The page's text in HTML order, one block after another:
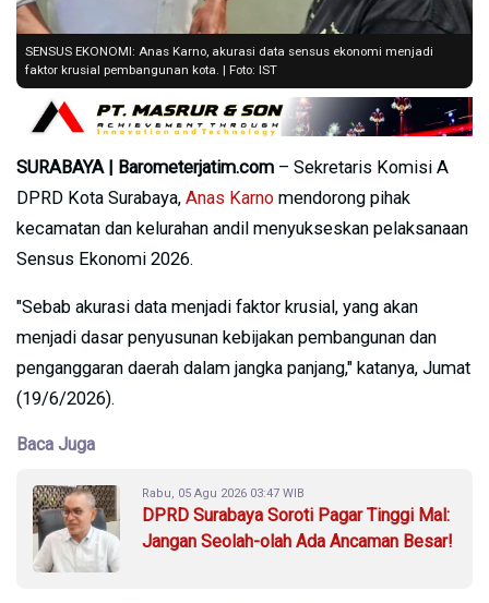
SENSUS EKONOMI: Anas Karno, akurasi data sensus ekonomi menjadi
faktor krusial pembangunan kota. | Foto: IST
SURABAYA | Barometerjatim.com – Sekretaris Komisi A
DPRD Kota Surabaya, Anas Karno mendorong pihak
kecamatan dan kelurahan andil menyukseskan pelaksanaan
Sensus Ekonomi 2026.
"Sebab akurasi data menjadi faktor krusial, yang akan
menjadi dasar penyusunan kebijakan pembangunan dan
penganggaran daerah dalam jangka panjang," katanya, Jumat
(19/6/2026).
Baca Juga
Rabu, 05 Agu 2026 03:47 WIB
DPRD Surabaya Soroti Pagar Tinggi Mal:
Jangan Seolah-olah Ada Ancaman Besar!